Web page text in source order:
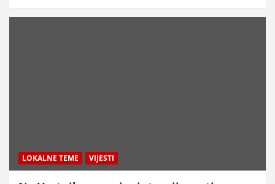
LOKALNE TEME VIJESTI